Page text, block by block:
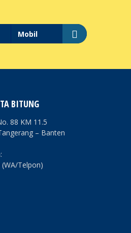
BITUNG
88 KM 11.5
– Banten
Telpon)